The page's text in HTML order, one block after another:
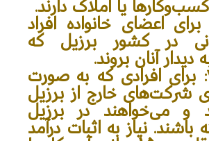
یا املاک دارند.
اعضای خانواده افراد
در کشور برزیل که
آنان بروند.
: برای افرادی که به صورت
شرکت‌های خارج از برزیل
و می‌خواهند در برزیل
نیاز به اثبات درآمد